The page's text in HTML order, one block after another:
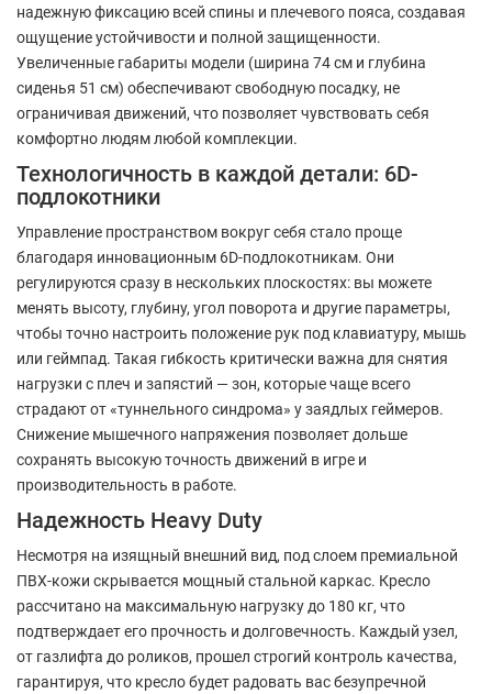
надежную фиксацию всей спины и плечевого пояса, создавая
ощущение устойчивости и полной защищенности.
Увеличенные габариты модели (ширина 74 см и глубина
сиденья 51 см) обеспечивают свободную посадку, не
ограничивая движений, что позволяет чувствовать себя
комфортно людям любой комплекции.
Технологичность в каждой детали: 6D-
подлокотники
Управление пространством вокруг себя стало проще
благодаря инновационным 6D-подлокотникам. Они
регулируются сразу в нескольких плоскостях: вы можете
менять высоту, глубину, угол поворота и другие параметры,
чтобы точно настроить положение рук под клавиатуру, мышь
или геймпад. Такая гибкость критически важна для снятия
нагрузки с плеч и запястий — зон, которые чаще всего
страдают от «туннельного синдрома» у заядлых геймеров.
Снижение мышечного напряжения позволяет дольше
сохранять высокую точность движений в игре и
производительность в работе.
Надежность Heavy Duty
Несмотря на изящный внешний вид, под слоем премиальной
ПВХ-кожи скрывается мощный стальной каркас. Кресло
рассчитано на максимальную нагрузку до 180 кг, что
подтверждает его прочность и долговечность. Каждый узел,
от газлифта до роликов, прошел строгий контроль качества,
гарантируя, что кресло будет радовать вас безупречной